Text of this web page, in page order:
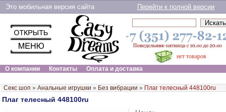
Это мобильная версия сайта Перейти к полной версии
нет товаров
О компании
Контакты Оплата и доставка
Секс шоп » Анальные игрушки » Без вибрации » Плаг телесный 448100ru
Плаг телесный 448100ru